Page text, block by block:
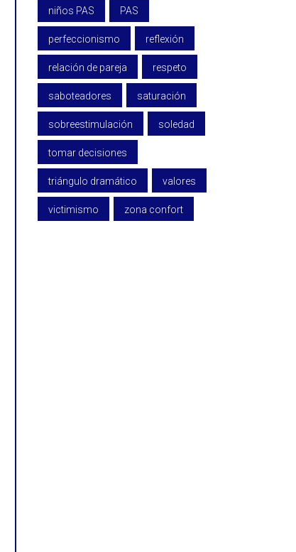
niños PAS PAS
perfeccionismo reflexión
relación de pareja respeto
saboteadores saturación
sobreestimulación soledad
tomar decisiones
triángulo dramático valores
victimismo zona confort